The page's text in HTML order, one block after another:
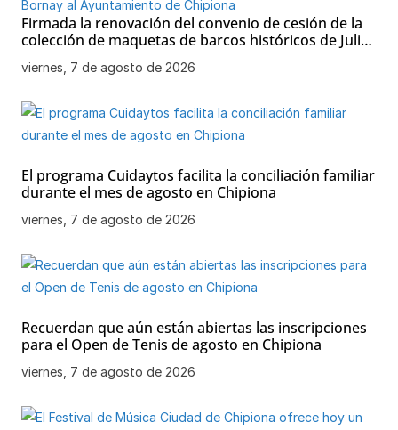
Firmada la renovación del convenio de cesión de la
colección de maquetas de barcos históricos de Julio
Bornay al Ayuntamiento de Chipiona
viernes, 7 de agosto de 2026
El programa Cuidaytos facilita la conciliación familiar
durante el mes de agosto en Chipiona
viernes, 7 de agosto de 2026
Recuerdan que aún están abiertas las inscripciones
para el Open de Tenis de agosto en Chipiona
viernes, 7 de agosto de 2026